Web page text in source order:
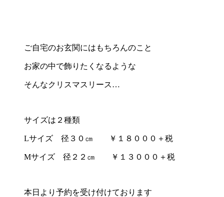
ご自宅のお玄関にはもちろんのこと
お家の中で飾りたくなるような
そんなクリスマスリース…
サイズは２種類
Lサイズ 径３０㎝ ￥１８０００＋税
Mサイズ 径２２㎝ ￥１３０００＋税
本日より予約を受け付けております